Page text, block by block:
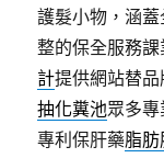
護髮小物，涵
整的保全服務
計提供網站替
抽化糞池眾多
專利保肝藥脂